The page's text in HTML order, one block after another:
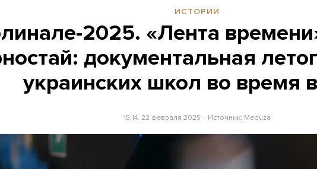
ИСТОРИИ
2025. «Лента
документальная
украинских школ во время
15:14, 22 февраля 2025 Источник: Meduza